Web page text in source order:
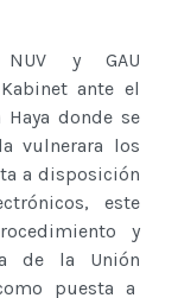
NUV y GAU
ante el
donde se
vulnerara los
a disposición
este
y
de la Unión
puesta a